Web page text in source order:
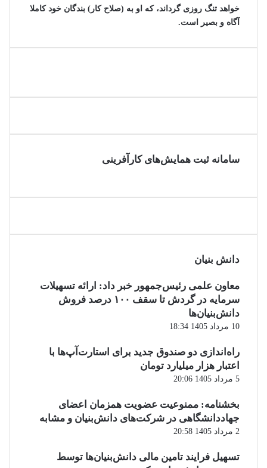
خواهد تنگ روزی گرداند، که او به (صلاح کار) بندگان خود کاملا
آگاه و بصیر است.
سامانه ثبت همایش‌های کارآفرینی
دانش‌ بنیان‌
معاون علمی رئیس‌جمهور خبر داد: ارائه تسهیلات
سرمایه در گردش تا سقف ۱۰۰ درصد فروش
دانش‌بنیان‌ها
10 مرداد 1405 18:34
راه‌اندازی دو صندوق جدید برای استارت‌آپ‌ها با
اعتبار هزار میلیارد تومان
5 مرداد 1405 20:06
بخشنامه: ممنوعیت عضویت همزمان اعضای
جهاددانشگاهی در شرکت‌های دانش‌بنیان و مشابه
2 مرداد 1405 20:58
تسهیل فرایند تامین مالی دانش‌بنیان‌ها توسط